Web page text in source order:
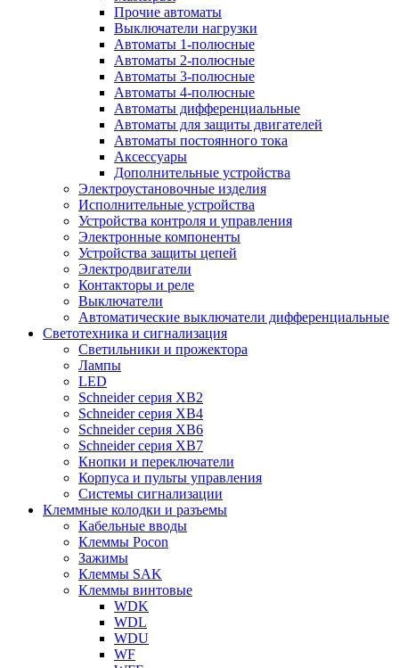
Прочие автоматы
Выключатели нагрузки
Автоматы 1-полюсные
Автоматы 2-полюсные
Автоматы 3-полюсные
Автоматы 4-полюсные
Автоматы дифференциальные
Автоматы для защиты двигателей
Автоматы постоянного тока
Аксессуары
Дополнительные устройства
Электроустановочные изделия
Исполнительные устройства
Устройства контроля и управления
Электронные компоненты
Устройства защиты цепей
Электродвигатели
Контакторы и реле
Выключатели
Автоматические выключатели дифференциальные
Светотехника и сигнализация
Светильники и прожектора
Лампы
LED
Schneider серия XB2
Schneider серия XB4
Schneider серия XB6
Schneider серия XB7
Кнопки и переключатели
Корпуса и пульты управления
Системы сигнализации
Клеммные колодки и разъемы
Кабельные вводы
Клеммы Pocon
Зажимы
Клеммы SAK
Клеммы винтовые
WDK
WDL
WDU
WF